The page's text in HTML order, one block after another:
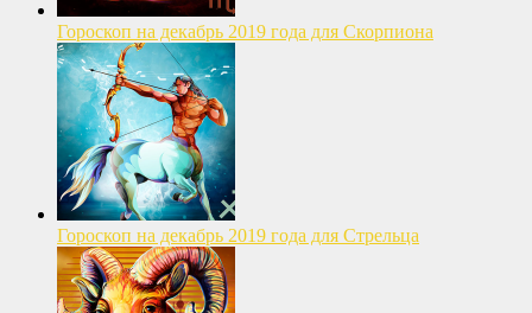
Гороскоп на декабрь 2019 года для Скорпиона
Гороскоп на декабрь 2019 года для Стрельца